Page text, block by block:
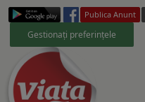
Publica Anunt
Gestionați preferințele